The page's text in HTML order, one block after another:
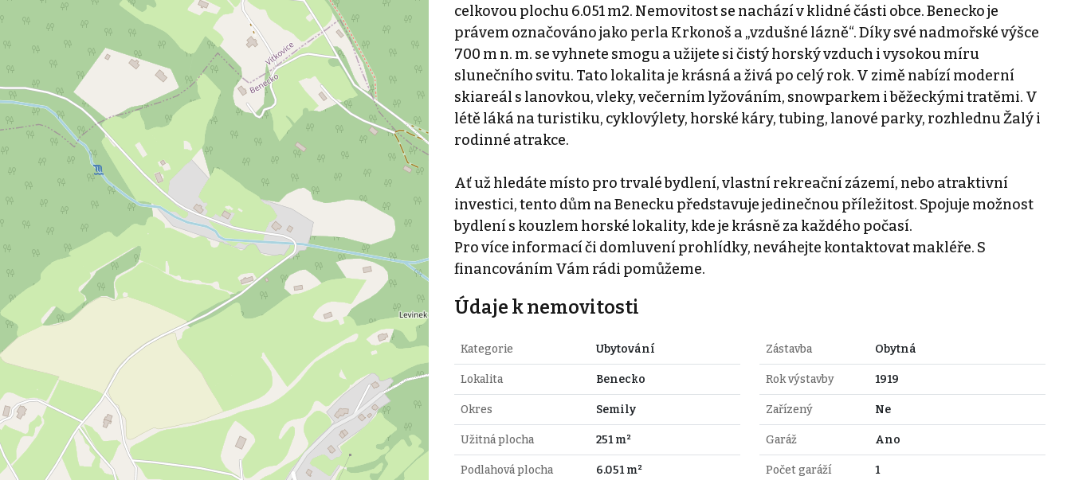
celkovou plochu 6.051 m2. Nemovitost se nachází v klidné části obce. Benecko je
právem označováno jako perla Krkonoš a „vzdušné lázně“. Díky své nadmořské výšce
700 m n. m. se vyhnete smogu a užijete si čistý horský vzduch i vysokou míru
slunečního svitu. Tato lokalita je krásná a živá po celý rok. V zimě nabízí moderní
skiareál s lanovkou, vleky, večerním lyžováním, snowparkem i běžeckými tratěmi. V
létě láká na turistiku, cyklovýlety, horské káry, tubing, lanové parky, rozhlednu Žalý i
rodinné atrakce.
Ať už hledáte místo pro trvalé bydlení, vlastní rekreační zázemí, nebo atraktivní
investici, tento dům na Benecku představuje jedinečnou příležitost. Spojuje možnost
bydlení s kouzlem horské lokality, kde je krásně za každého počasí.
Pro více informací či domluvení prohlídky, neváhejte kontaktovat makléře. S
financováním Vám rádi pomůžeme.
Údaje k nemovitosti
Kategorie Ubytování
Lokalita Benecko
Okres Semily
Užitná plocha 251 m²
Podlahová plocha 6.051 m²
Zástavba Obytná
Rok výstavby 1919
Zařízený Ne
Garáž Ano
Počet garáží 1